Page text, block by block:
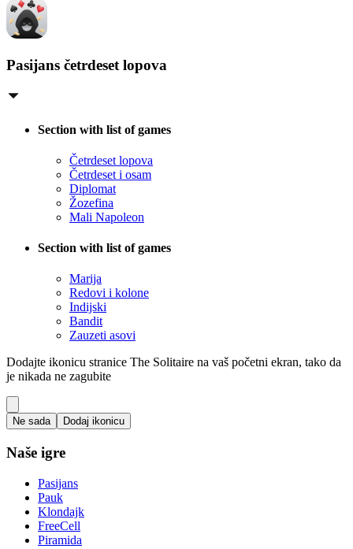
Pasijans četrdeset lopova
Section with list of games
Četrdeset lopova
Četrdeset i osam
Diplomat
Žozefina
Mali Napoleon
Section with list of games
Marija
Redovi i kolone
Indijski
Bandit
Zauzeti asovi
Dodajte ikonicu stranice The Solitaire na vaš početni ekran, tako da
je nikada ne zagubite
Ne sada Dodaj ikonicu
Naše igre
Pasijans
Pauk
Klondajk
FreeCell
Piramida